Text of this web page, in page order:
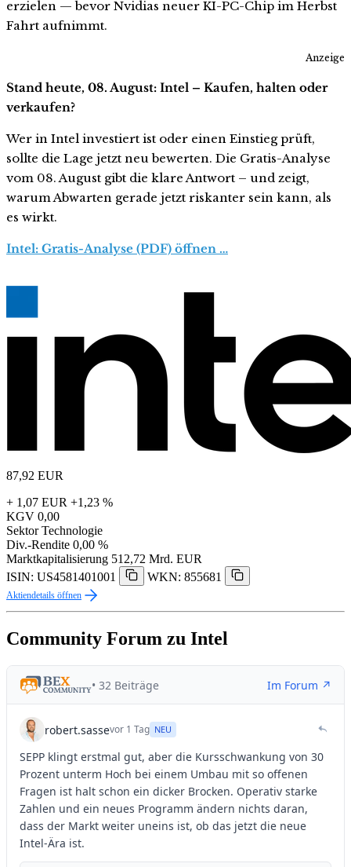
erzielen — bevor Nvidias neuer KI-PC-Chip im Herbst
Fahrt aufnimmt.
Anzeige
Stand heute, 08. August: Intel – Kaufen, halten oder
verkaufen?
Wer in Intel investiert ist oder einen Einstieg prüft,
sollte die Lage jetzt neu bewerten. Die Gratis-Analyse
vom 08. August gibt die klare Antwort – und zeigt,
warum Abwarten gerade jetzt riskanter sein kann, als
es wirkt.
Intel: Gratis-Analyse (PDF) öffnen …
87,92 EUR
+ 1,07 EUR +1,23 %
KGV 0,00
Sektor Technologie
Div.-Rendite 0,00 %
Marktkapitalisierung 512,72 Mrd. EUR
ISIN: US4581401001
WKN: 855681
Aktiendetails öffnen
Community Forum zu Intel